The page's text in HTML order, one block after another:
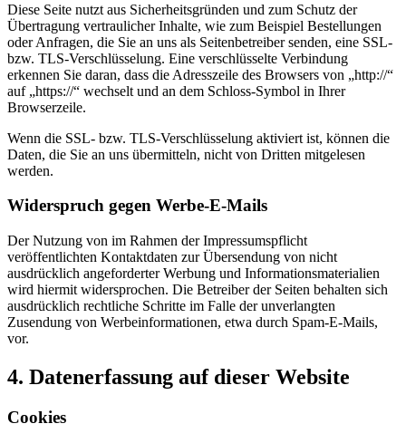
Diese Seite nutzt aus Sicherheitsgründen und zum Schutz der
Übertragung vertraulicher Inhalte, wie zum Beispiel Bestellungen
oder Anfragen, die Sie an uns als Seitenbetreiber senden, eine SSL-
bzw. TLS-Verschlüsselung. Eine verschlüsselte Verbindung
erkennen Sie daran, dass die Adresszeile des Browsers von „http://“
auf „https://“ wechselt und an dem Schloss-Symbol in Ihrer
Browserzeile.
Wenn die SSL- bzw. TLS-Verschlüsselung aktiviert ist, können die
Daten, die Sie an uns übermitteln, nicht von Dritten mitgelesen
werden.
Widerspruch gegen Werbe-E-Mails
Der Nutzung von im Rahmen der Impressumspflicht
veröffentlichten Kontaktdaten zur Übersendung von nicht
ausdrücklich angeforderter Werbung und Informationsmaterialien
wird hiermit widersprochen. Die Betreiber der Seiten behalten sich
ausdrücklich rechtliche Schritte im Falle der unverlangten
Zusendung von Werbeinformationen, etwa durch Spam-E-Mails,
vor.
4. Datenerfassung auf dieser Website
Cookies